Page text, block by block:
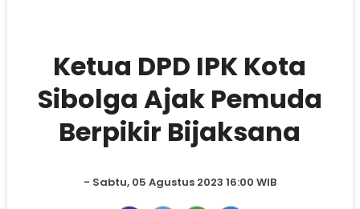
Ketua DPD IPK Kota
Sibolga Ajak Pemuda
Berpikir Bijaksana
- Sabtu, 05 Agustus 2023 16:00 WIB